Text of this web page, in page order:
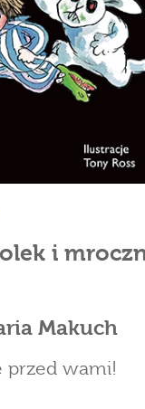
i
Makuch
przed wami!